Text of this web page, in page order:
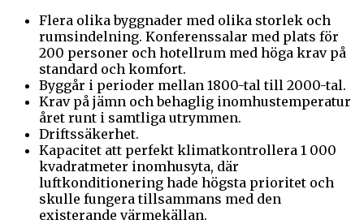
Flera olika byggnader med olika storlek och
rumsindelning. Konferenssalar med plats för
200 personer och hotellrum med höga krav på
standard och komfort.
Byggår i perioder mellan 1800-tal till 2000-tal.
Krav på jämn och behaglig inomhustemperatur
året runt i samtliga utrymmen.
Driftssäkerhet.
Kapacitet att perfekt klimatkontrollera 1 000
kvadratmeter inomhusyta, där
luftkonditionering hade högsta prioritet och
skulle fungera tillsammans med den
existerande värmekällan.